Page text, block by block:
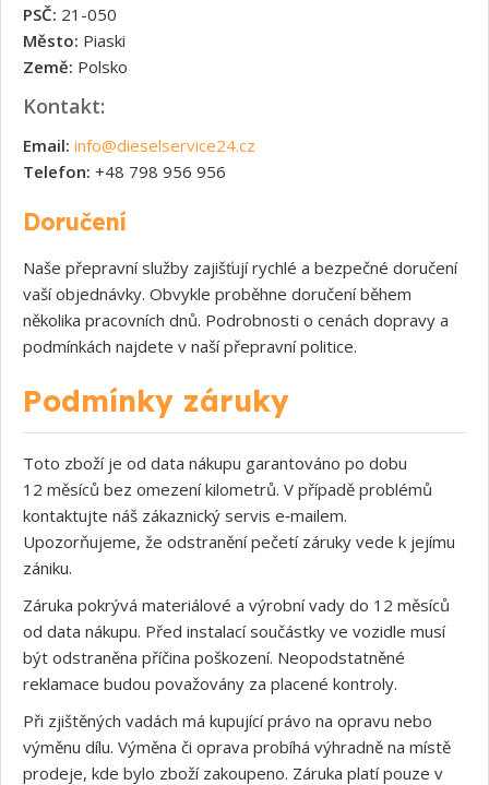
PSČ: 21-050
Město: Piaski
Země: Polsko
Kontakt:
Email: info@dieselservice24.cz
Telefon: +48 798 956 956
Doručení
Naše přepravní služby zajišťují rychlé a bezpečné doručení
vaší objednávky. Obvykle proběhne doručení během
několika pracovních dnů. Podrobnosti o cenách dopravy a
podmínkách najdete v naší přepravní politice.
Podmínky záruky
Toto zboží je od data nákupu garantováno po dobu
12 měsíců bez omezení kilometrů. V případě problémů
kontaktujte náš zákaznický servis e‑mailem.
Upozorňujeme, že odstranění pečetí záruky vede k jejímu
zániku.
Záruka pokrývá materiálové a výrobní vady do 12 měsíců
od data nákupu. Před instalací součástky ve vozidle musí
být odstraněna příčina poškození. Neopodstatněné
reklamace budou považovány za placené kontroly.
Při zjištěných vadách má kupující právo na opravu nebo
výměnu dílu. Výměna či oprava probíhá výhradně na místě
prodeje, kde bylo zboží zakoupeno. Záruka platí pouze v